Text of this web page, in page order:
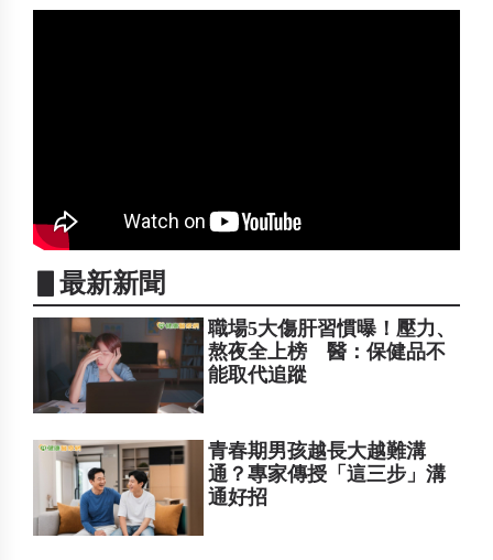
▋最新新聞
職場5大傷肝習慣曝！壓力、
熬夜全上榜 醫：保健品不
能取代追蹤
青春期男孩越長大越難溝
通？專家傳授「這三步」溝
通好招